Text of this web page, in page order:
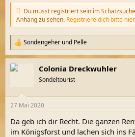
Du musst registriert sein im
Anhang zu sehen. Registriere dich bitte hier
R
e
a
k
e
:
Sondengeher und Pelle
Colonia Dreckwuhler
Sondeltourist
27 Mai 2020
Da geb ich dir Recht. Die ganzen
im Königsforst und lachen sich ins